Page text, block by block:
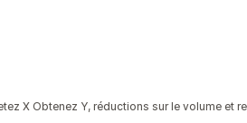
X Obtenez Y, réductions sur le volume et